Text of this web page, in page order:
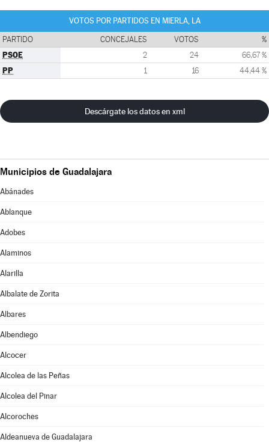
VOTOS POR PARTIDOS EN MIERLA, LA
PARTIDO CONCEJALES VOTOS %
PSOE 2 24 66,67 %
PP 1 16 44,44 %
Descárgate los datos en xml
Municipios de Guadalajara
Abánades
Ablanque
Adobes
Alaminos
Alarilla
Albalate de Zorita
Albares
Albendiego
Alcocer
Alcolea de las Peñas
Alcolea del Pinar
Alcoroches
Aldeanueva de Guadalajara